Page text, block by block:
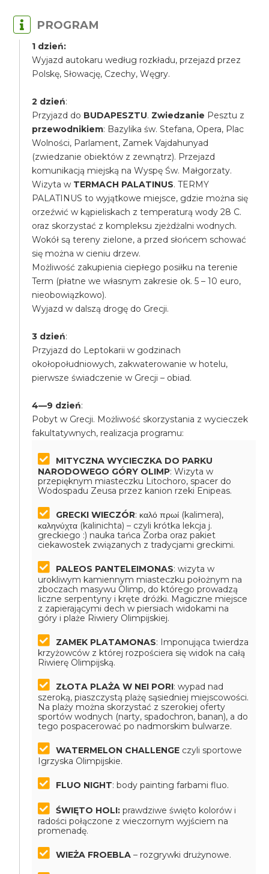
PROGRAM
1 dzień:
Wyjazd autokaru według rozkładu, przejazd przez
Polskę, Słowację, Czechy, Węgry.
2 dzień:
Przyjazd do BUDAPESZTU. Zwiedzanie Pesztu z
przewodnikiem: Bazylika św. Stefana, Opera, Plac
Wolności, Parlament, Zamek Vajdahunyad
(zwiedzanie obiektów z zewnątrz). Przejazd
komunikacją miejską na Wyspę Św. Małgorzaty.
Wizyta w TERMACH PALATINUS. TERMY
PALATINUS to wyjątkowe miejsce, gdzie można się
orzeźwić w kąpieliskach z temperaturą wody 28 C.
oraz skorzystać z kompleksu zjeżdżalni wodnych.
Wokół są tereny zielone, a przed słońcem schować
się można w cieniu drzew.
Możliwość zakupienia ciepłego posiłku na terenie
Term (płatne we własnym zakresie ok. 5 – 10 euro,
nieobowiązkowo).
Wyjazd w dalszą drogę do Grecji.
3 dzień:
Przyjazd do Leptokarii w godzinach
okołopołudniowych, zakwaterowanie w hotelu,
pierwsze świadczenie w Grecji – obiad.
4—9 dzień:
Pobyt w Grecji. Możliwość skorzystania z wycieczek
fakultatywnych, realizacja programu:
MITYCZNA WYCIECZKA DO PARKU
NARODOWEGO GÓRY OLIMP: Wizyta w
przepięknym miasteczku Litochoro, spacer do
Wodospadu Zeusa przez kanion rzeki Enipeas.
GRECKI WIECZÓR: καλό πρωί (kalimera),
καληνύχτα (kalinichta) – czyli krótka lekcja j.
greckiego :) nauka tańca Zorba oraz pakiet
ciekawostek związanych z tradycjami greckimi.
PALEOS PANTELEIMONAS: wizyta w
urokliwym kamiennym miasteczku położnym na
zboczach masywu Olimp, do którego prowadzą
liczne serpentyny i kręte dróżki. Magiczne miejsce
z zapierającymi dech w piersiach widokami na
góry i plaże Riwiery Olimpijskiej.
ZAMEK PLATAMONAS: Imponująca twierdza
krzyżowców z której rozpościera się widok na całą
Riwierę Olimpijską.
ZŁOTA PLAŻA W NEI PORI: wypad nad
szeroką, piaszczystą plażę sąsiedniej miejscowości.
Na plaży można skorzystać z szerokiej oferty
sportów wodnych (narty, spadochron, banan), a do
tego pospacerować po nadmorskim bulwarze.
WATERMELON CHALLENGE czyli sportowe
Igrzyska Olimpijskie.
FLUO NIGHT: body painting farbami fluo.
ŚWIĘTO HOLI: prawdziwe święto kolorów i
radości połączone z wieczornym wyjściem na
promenadę.
WIEŻA FROEBLA – rozgrywki drużynowe.